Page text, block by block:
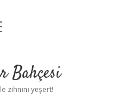
Bahçesi
zihnini yeşert!